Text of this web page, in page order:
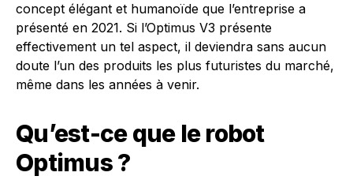
concept élégant et humanoïde que l’entreprise a
présenté en 2021. Si l’Optimus V3 présente
effectivement un tel aspect, il deviendra sans aucun
doute l’un des produits les plus futuristes du marché,
même dans les années à venir.
Qu’est-ce que le robot
Optimus ?